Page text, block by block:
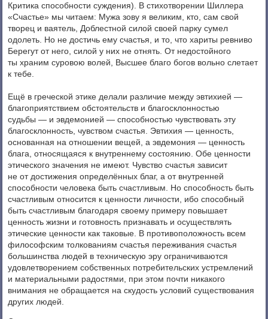
Критика способности суждения). В стихотворении Шиллера
«Счастье» мы читаем: Мужа зову я великим, кто, сам свой
творец и ваятель, Доблестной силой своей парку сумел
одолеть. Но не достичь ему счастья, и то, что хариты ревниво
Берегут от него, силой у них не отнять. От недостойного
ты храним суровою волей, Высшее благо богов вольно слетает
к тебе.
Ещё в греческой этике делали различие между эвтихией —
благоприятствием обстоятельств и благосклонностью
судьбы — и эвдемонией — способностью чувствовать эту
благосклонность, чувством счастья. Эвтихия — ценность,
основанная на отношении вещей, а эвдемония — ценность
блага, относящаяся к внутреннему состоянию. Обе ценности
этического значения не имеют. Чувство счастья зависит
не от достижения определённых благ, а от внутренней
способности человека быть счастливым. Но способность быть
счастливым относится к ценности личности, ибо способный
быть счастливым благодаря своему примеру повышает
ценность жизни и готовность признавать и осуществлять
этические ценности как таковые. В противоположность всем
философским толкованиям счастья переживания счастья
большинства людей в техническую эру ограничиваются
удовлетворением собственных потребительских устремлений
и материальными радостями, при этом почти никакого
внимания не обращается на скудость условий существования
других людей.